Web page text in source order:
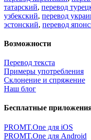
×
идет